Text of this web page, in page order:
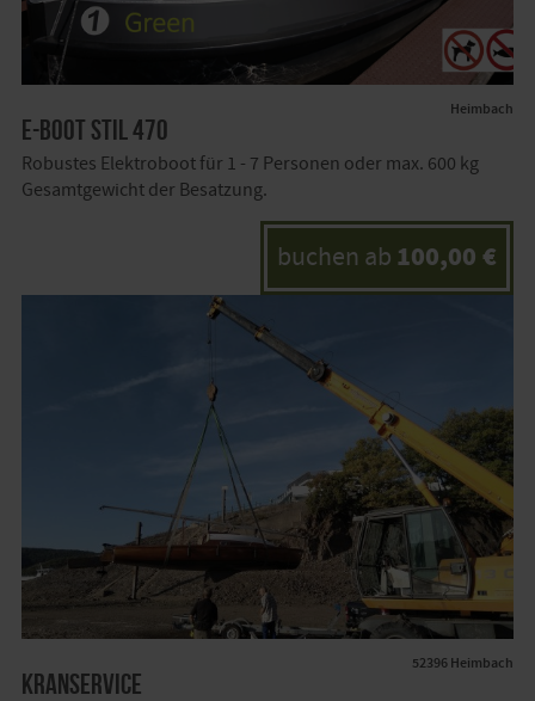
Heimbach
E-Boot Stil 470
Robustes Elektroboot für 1 - 7 Personen oder max. 600 kg
Gesamtgewicht der Besatzung.
buchen ab 100,00 €
52396 Heimbach
Kranservice